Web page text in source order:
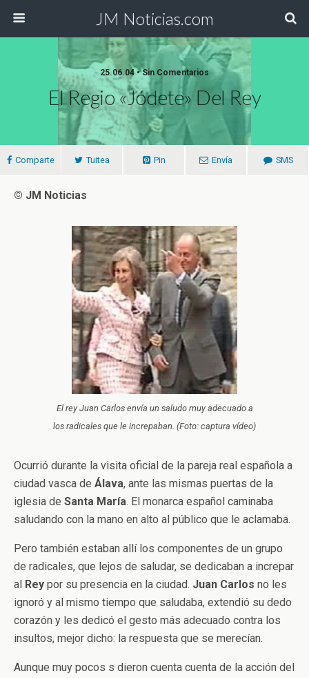
JM Noticias.com
25.06.04 • Sin Comentarios
El Regio «jódete» Del Rey
Comparte Tuitea Pin Envía SMS
© JM Noticias
El rey Juan Carlos envía un saludo muy adecuado a
los radicales que le increpaban. (Foto: captura vídeo)
Ocurrió durante la visita oficial de la pareja real española a
ciudad vasca de Álava, ante las mismas puertas de la
iglesia de Santa María. El monarca español caminaba
saludando con la mano en alto al público que le aclamaba.
Pero también estaban allí los componentes de un grupo
de radicales, que lejos de saludar, se dedicaban a increpar
al Rey por su presencia en la ciudad. Juan Carlos no les
ignoró y al mismo tiempo que saludaba, extendió su dedo
corazón y les dedicó el gesto más adecuado contra los
insultos, mejor dicho: la respuesta que se merecían.
Aunque muy pocos s dieron cuenta cuenta de la acción del